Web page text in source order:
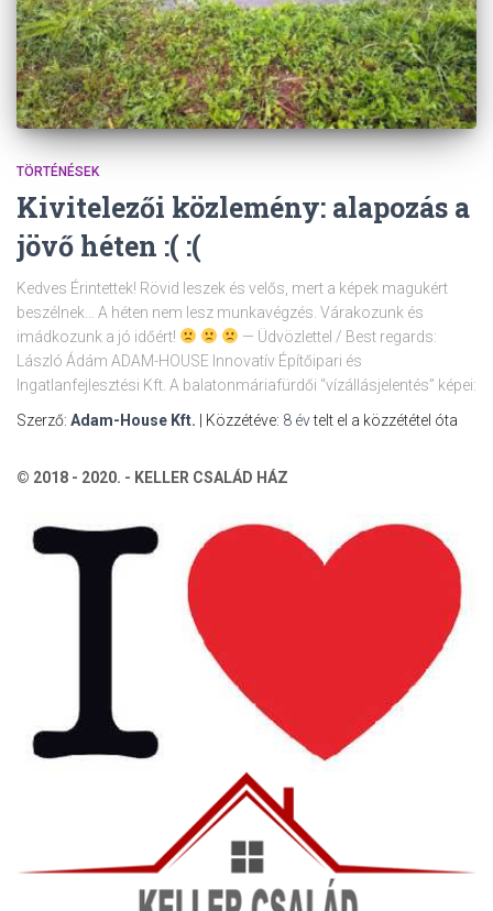
TÖRTÉNÉSEK
Kivitelezői közlemény: alapozás a
jövő héten :( :(
Kedves Érintettek! Rövid leszek és velős, mert a képek magukért
beszélnek… A héten nem lesz munkavégzés. Várakozunk és
imádkozunk a jó időért!
— Üdvözlettel / Best regards:
László Ádám ADAM-HOUSE Innovatív Építőipari és
Ingatlanfejlesztési Kft. A balatonmáriafürdői “vízállásjelentés” képei:
Szerző: Adam-House Kft. | Közzétéve: 8 évtelt el a közzététel óta
© 2018 - 2020. - KELLER CSALÁD HÁZ